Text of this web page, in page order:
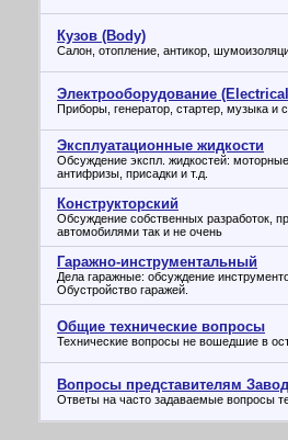
Кузов (Body)
Салон, отопление, антикор,
Электрооборудование
Приборы, генератор, стартер, музыка и
Эксплуатационные жидкости
Обсуждение экспл. жидкостей:
антифризы, присадки и т.д.
Конструкторский
Обсуждение собственных разработок,
автомобилями так и не очень
Гаражно-инструментальный
Дела гаражные: обсуждение
Обустройство гаражей.
Общие технические вопросы
Технические вопросы не вошедшие в
Вопросы представителям
Ответы на часто задаваемые вопросы